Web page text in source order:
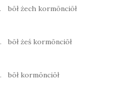
bōł żech kormōnciōł
bōł żeś kormōnciōł
bōł kormōnciōł